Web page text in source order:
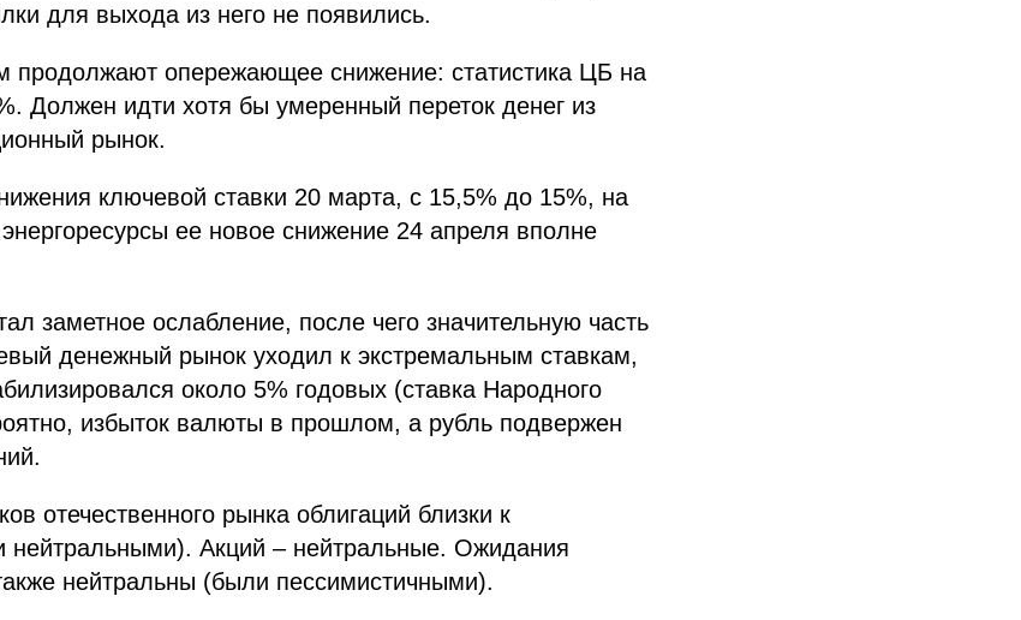
для выхода из него не появились.
продолжают опережающее снижение: статистика ЦБ на
Должен идти хотя бы умеренный переток денег из
рынок.
ключевой ставки 20 марта, с 15,5% до 15%, на
ее новое снижение 24 апреля вполне
заметное ослабление, после чего значительную часть
денежный рынок уходил к экстремальным ставкам,
около 5% годовых (ставка Народного
избыток валюты в прошлом, а рубль подвержен
отечественного рынка облигаций близки к
нейтральными). Акций – нейтральные. Ожидания
нейтральны (были пессимистичными).